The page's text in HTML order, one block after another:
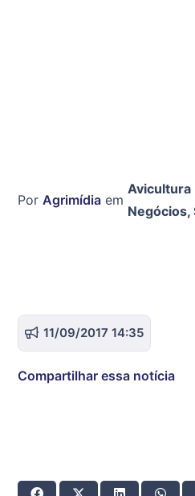
Por Agrimídia em
Avicultura
Negócios,
11/09/2017 14:35
Compartilhar essa notícia